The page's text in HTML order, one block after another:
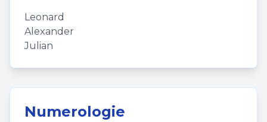
Leonard
Alexander
Julian
Numerologie